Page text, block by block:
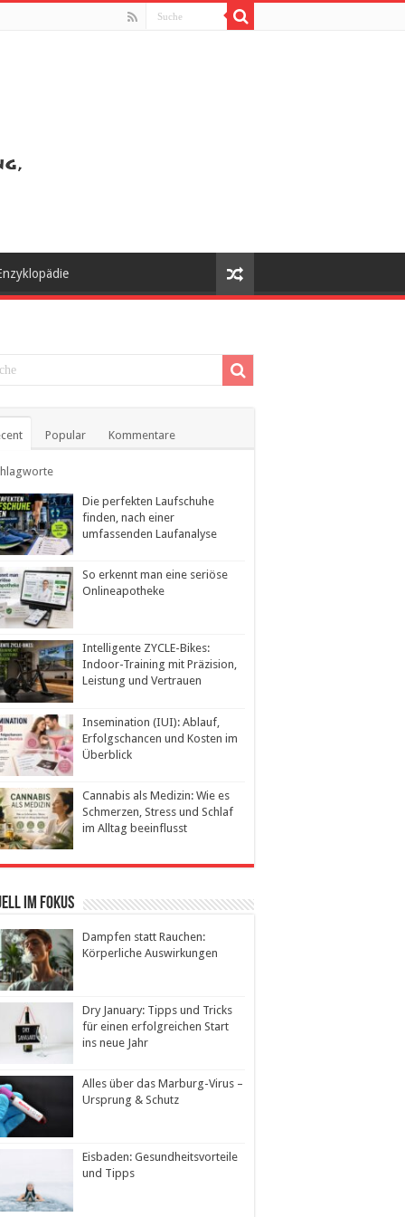
Popular Kommentare
Die perfekten Laufschuhe
finden, nach einer
umfassenden Laufanalyse
So erkennt man eine seriöse
Onlineapotheke
Intelligente ZYCLE-Bikes:
Indoor-Training mit Präzision,
Leistung und Vertrauen
Insemination (IUI): Ablauf,
Erfolgschancen und Kosten im
Überblick
Cannabis als Medizin: Wie es
Schmerzen, Stress und Schlaf
im Alltag beeinflusst
im Fokus
Dampfen statt Rauchen:
Körperliche Auswirkungen
Dry January: Tipps und Tricks
für einen erfolgreichen Start
ins neue Jahr
Alles über das Marburg-Virus –
Ursprung & Schutz
Eisbaden: Gesundheitsvorteile
und Tipps